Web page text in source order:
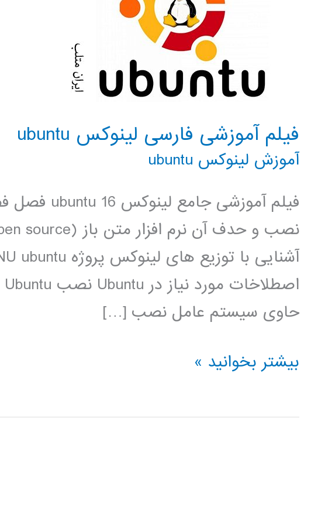
فیلم آموزشی فارسی لینوکس ubuntu
آموزش لینوکس ubuntu
حاوی سیستم عامل نصب […]
فیلم
فارسی
بیشتر بخوانید »